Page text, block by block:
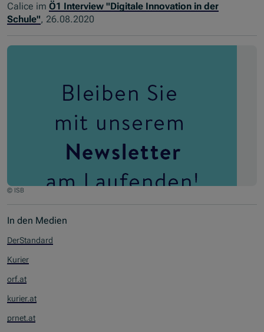
Calice imÖ1 Interview "Digitale Innovation in der
Schule", 26.08.2020
© ISB
In den Medien
DerStandard
Kurier
orf.at
kurier.at
prnet.at